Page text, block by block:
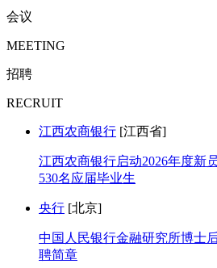
会议
MEETING
招聘
RECRUIT
江西农商银行 [江西省]
江西农商银行启动2026年度新
530名应届毕业生
央行 [北京]
中国人民银行金融研究所博士
聘简章